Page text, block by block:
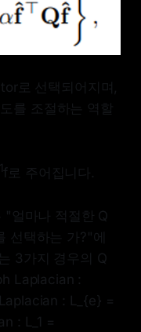
로 선택되어지며,
를 조절하는 역할
f로 주어집니다.
"얼마나 적절한 Q
선택하는 가?"에
3가지 경우의 Q
Laplacian :
: L_{e} =
: L_1 =